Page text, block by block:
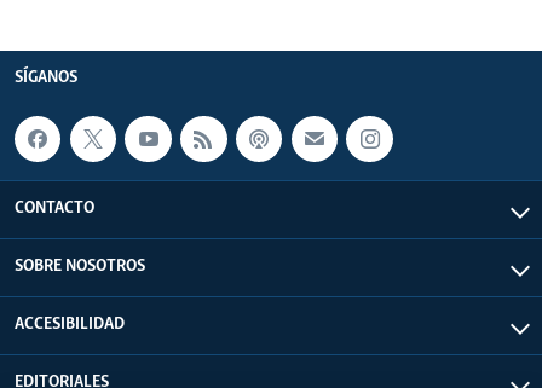
SÍGANOS
CONTACTO
SOBRE NOSOTROS
ACCESIBILIDAD
EDITORIALES